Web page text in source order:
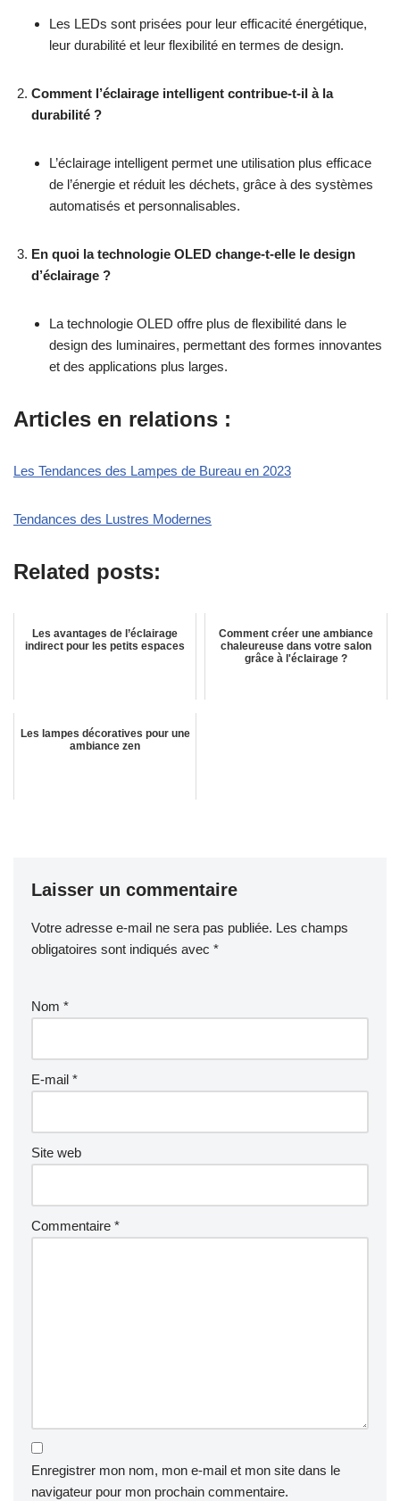
Les LEDs sont prisées pour leur efficacité énergétique,
leur durabilité et leur flexibilité en termes de design.
Comment l’éclairage intelligent contribue-t-il à la
durabilité ?
L’éclairage intelligent permet une utilisation plus efficace
de l’énergie et réduit les déchets, grâce à des systèmes
automatisés et personnalisables.
En quoi la technologie OLED change-t-elle le design
d’éclairage ?
La technologie OLED offre plus de flexibilité dans le
design des luminaires, permettant des formes innovantes
et des applications plus larges.
Articles en relations :
Les Tendances des Lampes de Bureau en 2023
Tendances des Lustres Modernes
Related posts:
Les avantages de l’éclairage
indirect pour les petits espaces
Comment créer une ambiance
chaleureuse dans votre salon
grâce à l'éclairage ?
Les lampes décoratives pour une
ambiance zen
Laisser un commentaire
Votre adresse e-mail ne sera pas publiée. Les champs
obligatoires sont indiqués avec *
Nom *
E-mail *
Site web
Commentaire *
Enregistrer mon nom, mon e-mail et mon site dans le
navigateur pour mon prochain commentaire.